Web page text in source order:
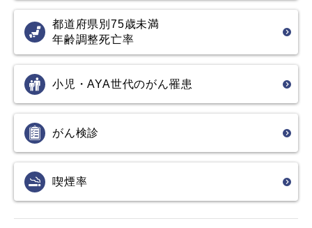
都道府県別75歳未満
年齢調整死亡率
小児・AYA世代のがん罹患
がん検診
喫煙率